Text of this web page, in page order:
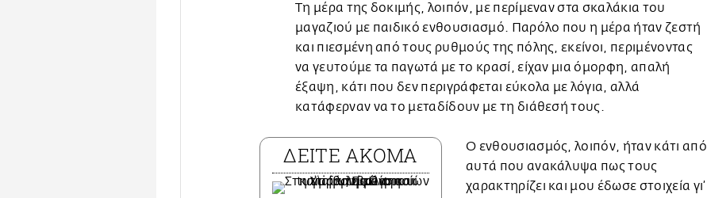
Τη μέρα της δοκιμής, λοιπόν, με περίμεναν στα σκαλάκια του
μαγαζιού με παιδικό ενθουσιασμό. Παρόλο που η μέρα ήταν ζεστή
και πιεσμένη από τους ρυθμούς της πόλης, εκείνοι, περιμένοντας
να γευτούμε τα παγωτά με το κρασί, είχαν μια όμορφη, απαλή
έξαψη, κάτι που δεν περιγράφεται εύκολα με λόγια, αλλά
κατάφερναν να το μεταδίδουν με τη διάθεσή τους.
ΔΕΙΤΕ ΑΚΟΜΑ
Ο ενθουσιασμός, λοιπόν, ήταν κάτι από
αυτά που ανακάλυψα πως τους
χαρακτηρίζει και μου έδωσε στοιχεία γι’